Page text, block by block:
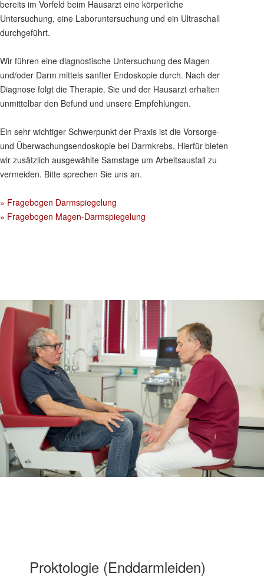
bereits im Vorfeld beim Hausarzt eine körperliche
Untersuchung, eine Laboruntersuchung und ein Ultraschall
durchgeführt.
Wir führen eine diagnostische Untersuchung des Magen
und/oder Darm mittels sanfter Endoskopie durch. Nach der
Diagnose folgt die Therapie. Sie und der Hausarzt erhalten
unmittelbar den Befund und unsere Empfehlungen.
Ein sehr wichtiger Schwerpunkt der Praxis ist die Vorsorge-
und Überwachungsendoskopie bei Darmkrebs. Hierfür bieten
wir zusätzlich ausgewählte Samstage um Arbeitsausfall zu
vermeiden. Bitte sprechen Sie uns an.
» Fragebogen Darmspiegelung
» Fragebogen Magen-Darmspiegelung
Proktologie (Enddarmleiden)